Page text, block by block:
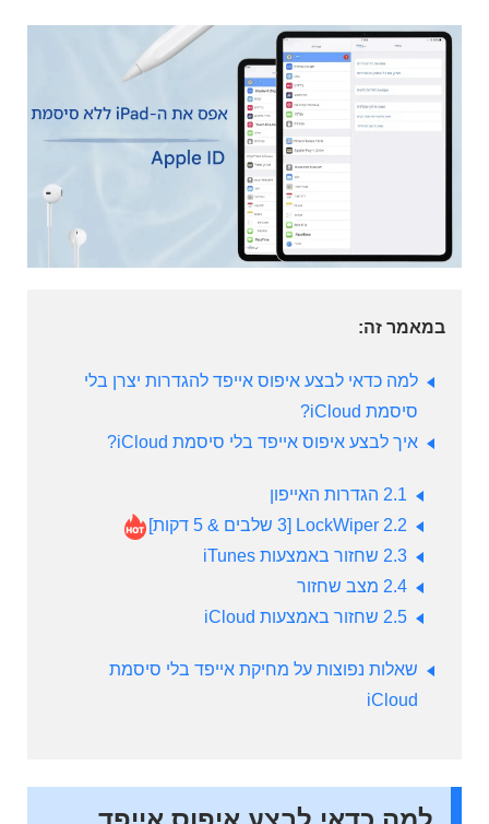
במאמר זה:
למה כדאי לבצע איפוס אייפד להגדרות יצרן בלי
סיסמת iCloud?
איך לבצע איפוס אייפד בלי סיסמת iCloud?
2.1 הגדרות האייפון
2.2 LockWiper [3 שלבים & 5 דקות]
2.3 שחזור באמצעות iTunes
2.4 מצב שחזור
2.5 שחזור באמצעות iCloud
שאלות נפוצות על מחיקת אייפד בלי סיסמת
iCloud